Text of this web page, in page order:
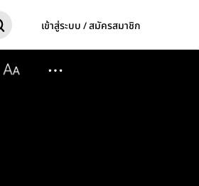
เข้าสู่ระบบ / สมัครสมาชิก